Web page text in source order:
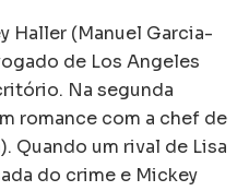
Haller (Manuel Garcia-
de Los Angeles
Na segunda
romance com a chef de
Quando um rival de Lisa
do crime e Mickey